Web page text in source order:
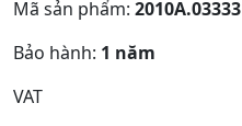
Mã sản phẩm: 2010A.03333
Bảo hành: 1 năm
VAT